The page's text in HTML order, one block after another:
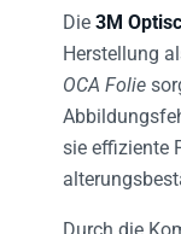
Die 3M
Herstellung
OCA Folie
sie effiziente
Durch die